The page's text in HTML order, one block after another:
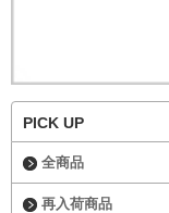
PICK UP
全商品
再入荷商品